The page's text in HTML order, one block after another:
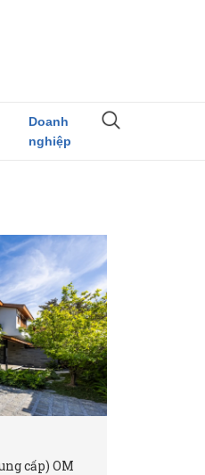
Doanh
nghiệp
cấp) OM